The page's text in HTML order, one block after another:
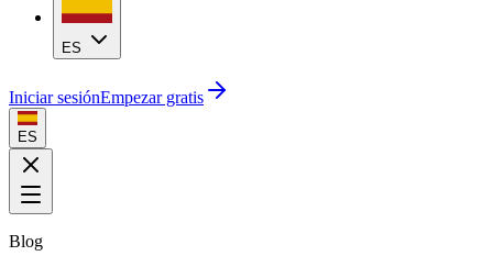
ES
Iniciar sesiónEmpezar gratis
ES
Blog